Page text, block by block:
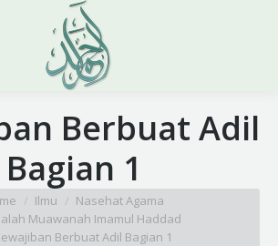
Berbuat Adil
Bagian 1
Ilmu
Nasehat Agama
Muawanah Imamul Haddad
Berbuat Adil Bagian 1